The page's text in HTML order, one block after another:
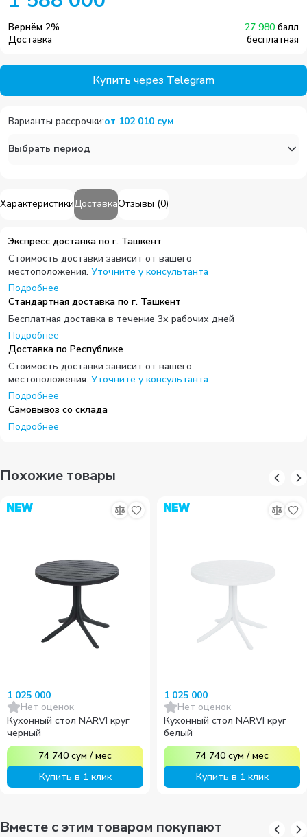
ХарактеристикиДоставкаОтзывы (0)
Экспресс доставка по г. Ташкент
Стоимость доставки зависит от вашего
местоположения. Уточните у консультанта
Подробнее
Стандартная доставка по г. Ташкент
Бесплатная доставка в течение 3х рабочих дней
Подробнее
Доставка по Республике
Стоимость доставки зависит от вашего
местоположения. Уточните у консультанта
Подробнее
Самовывоз со склада
Подробнее
Вернём 2% 27 980 балл
Доставка
бесплатная
Купить через Telegram
Варианты рассрочки:от 102 010 сум
Выбрать период
Похожие товары
1 025 000
Нет оценок
Кухонный стол NARVI круг
черный
74 740 сум /мес
Купить в 1 клик
1 025 000
Нет оценок
Кухонный стол NARVI круг
белый
74 740 сум /мес
Купить в 1 клик
Вместе с этим товаром покупают